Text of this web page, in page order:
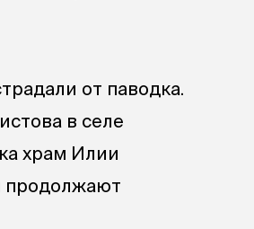
от паводка.
в селе
храм Илии
продолжают